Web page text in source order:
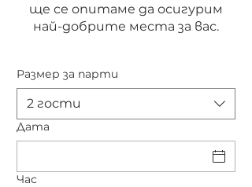
ще се опитаме да осигурим
най-добрите места за вас.
Размер за парти
2 гости
Дата
Час